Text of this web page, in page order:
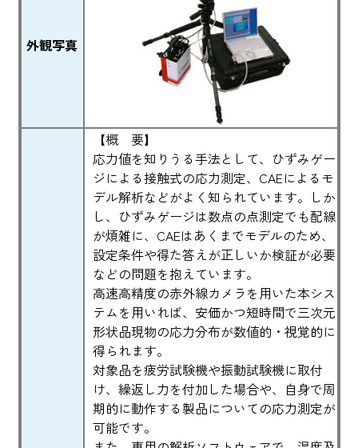
外観写真
【概 要】
応力値を知りうる手法として、ひずみゲー
ジによる接触式の応力測定、CAEによるモ
デル解析などがよく知られています。しか
し、ひずみゲージは数点の点測定でも配線
が煩雑に、CAEはあくまでモデルのため、
設定条件や得た答えが正しいか検証が必要
などの問題を抱えています。
高速高精度の赤外線カメラを用いた本シス
テムを用いれば、安価かつ短時間で三次元
形状品現物の応力分布が数値的・視覚的に
得られます。
対象品を疲労試験機や振動試験機に取付
け、繰返し力を付加した場合や、自身で周
期的に動作する製品についての応力測定が
可能です。